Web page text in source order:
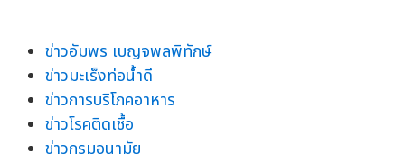
ข่าวอัมพร เบญจพลพิทักษ์
ข่าวมะเร็งท่อน้ำดี
ข่าวการบริโภคอาหาร
ข่าวโรคติดเชื้อ
ข่าวกรมอนามัย